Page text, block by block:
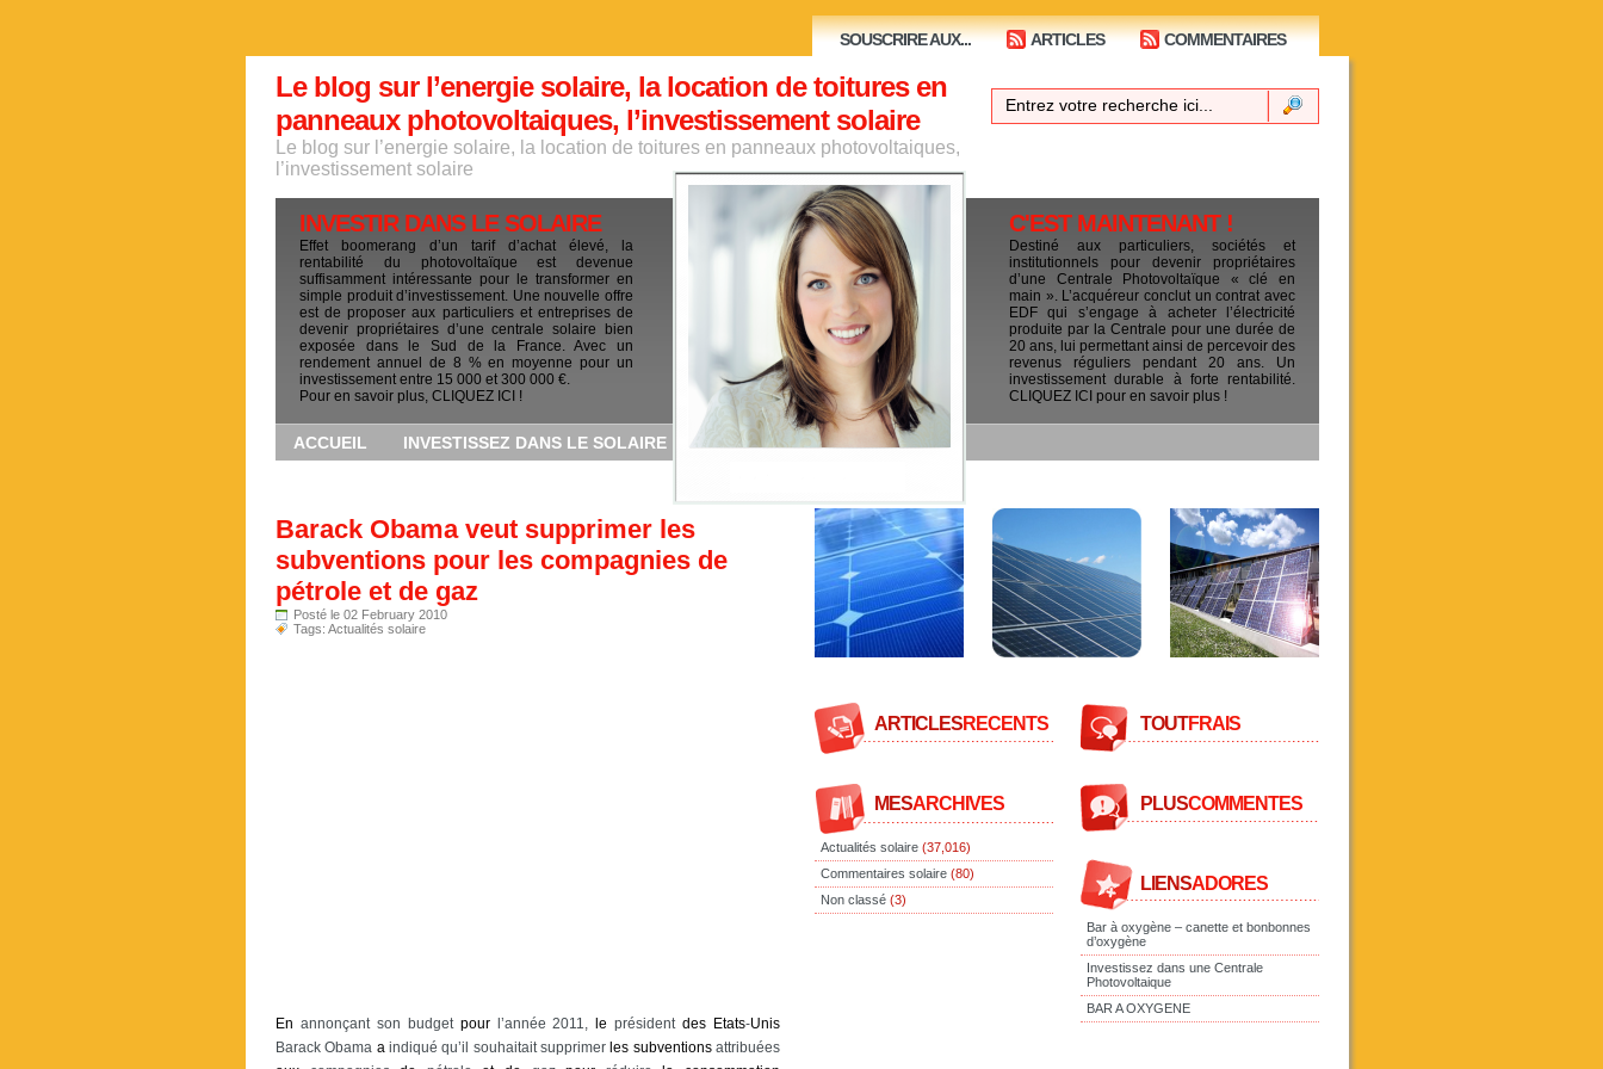
SOUSCRIRE AUX... ARTICLES COMMENTAIRES
Le blog sur l’energie solaire, la location de toitures en
panneaux photovoltaiques, l’investissement solaire
Le blog sur l’energie solaire, la location de toitures en panneaux photovoltaiques,
l’investissement solaire
INVESTIR DANS LE SOLAIRE
Effet boomerang d’un tarif d’achat élevé, la
rentabilité du photovoltaïque est devenue
suffisamment intéressante pour le transformer en
simple produit d’investissement. Une nouvelle offre
est de proposer aux particuliers et entreprises de
devenir propriétaires d’une centrale solaire bien
exposée dans le Sud de la France. Avec un
rendement annuel de 8 % en moyenne pour un
investissement entre 15 000 et 300 000 €.
Pour en savoir plus, CLIQUEZ ICI !
ACCUEIL INVESTISSEZ DANS LE SOLAIRE
C'EST MAINTENANT !
Destiné aux particuliers, sociétés et
institutionnels pour devenir propriétaires
d’une Centrale Photovoltaïque « clé en
main ». L’acquéreur conclut un contrat avec
EDF qui s’engage à acheter l’électricité
produite par la Centrale pour une durée de
20 ans, lui permettant ainsi de percevoir des
revenus réguliers pendant 20 ans. Un
investissement durable à forte rentabilité.
CLIQUEZ ICI pour en savoir plus !
Barack Obama veut supprimer les
subventions pour les compagnies de
pétrole et de gaz
Posté le 02 February 2010
Tags: Actualités solaire
En annonçant son budget pourl’année 2011, le présidentdes Etats-Unis
Barack Obama aindiqué qu’il souhaitait supprimer les subventionsattribuées
ARTICLESRECENTS
MESARCHIVES
Actualités solaire (37,016)
Commentaires solaire (80)
Non classé (3)
TOUTFRAIS
PLUSCOMMENTES
LIENSADORES
Bar à oxygène – canette et bonbonnes
d’oxygène
Investissez dans une Centrale
Photovoltaique
BAR A OXYGENE